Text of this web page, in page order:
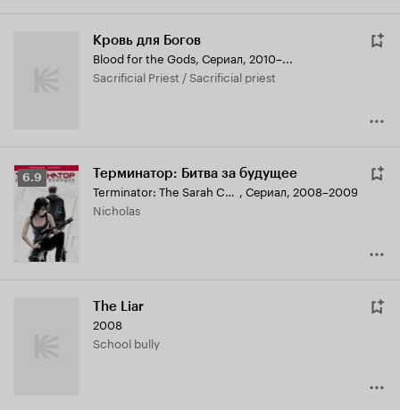
Кровь для Богов
Blood for the Gods, Сериал, 2010–...
Sacrificial Priest / Sacrificial priest
Рейтинг
Кинопоиска
6.9
6.9 Терминатор: Битва за будущее
Terminator: The Sarah Connor Chronicles , Сериал, 2008–2009
Nicholas
The Liar
2008
School bully